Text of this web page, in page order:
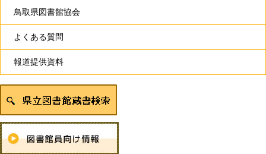
鳥取県図書館協会
よくある質問
報道提供資料